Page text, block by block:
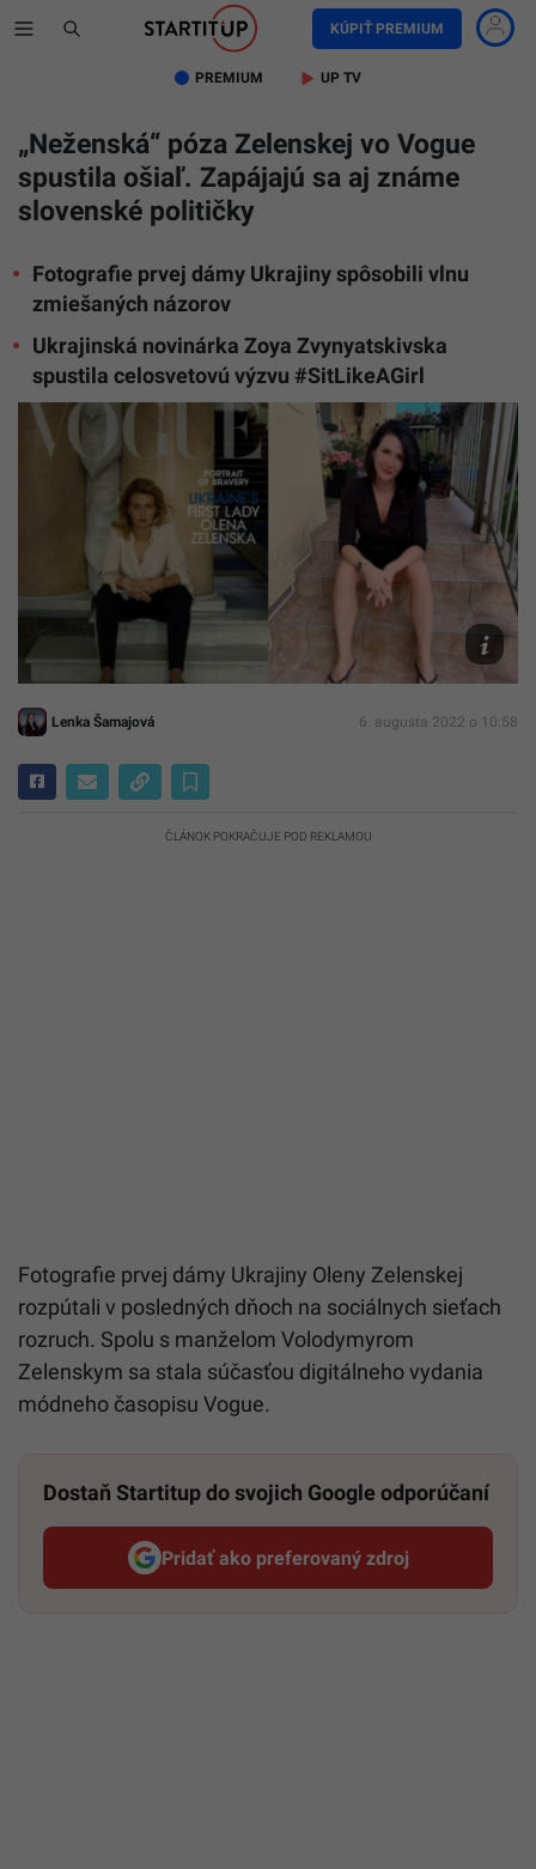
KÚPIŤ PREMIUM
PREMIUM UP TV
„Neženská“ póza Zelenskej vo Vogue
spustila ošiaľ. Zapájajú sa aj známe
slovenské političky
Fotografie prvej dámy Ukrajiny spôsobili vlnu
zmiešaných názorov
Ukrajinská novinárka Zoya Zvynyatskivska
spustila celosvetovú výzvu #SitLikeAGirl
Janka
Bittó
Lenka Šamajová 6. augusta 2022 o 10:58
ČLÁNOK POKRAČUJE POD REKLAMOU
Fotografie prvej dámy Ukrajiny Oleny Zelenskej
rozpútali v posledných dňoch na sociálnych sieťach
rozruch. Spolu s manželom Volodymyrom
Zelenskym sa stala súčasťou digitálneho vydania
módneho časopisu Vogue.
Dostaň Startitup do svojich Google odporúčaní
Pridať ako preferovaný zdroj
Startitup, odkaz sa otvorí v